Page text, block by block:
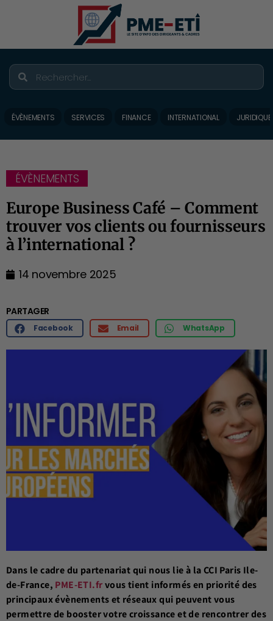
ÉVÈNEMENTS SERVICES FINANCE INTERNATIONAL JURIDIQUE
ÉVÈNEMENTS
Europe Business Café – Comment
trouver vos clients ou fournisseurs
à l’international ?
14 novembre 2025
PARTAGER
Facebook Email WhatsApp
Dans le cadre du partenariat qui nous lie à la CCI Paris Ile-
de-France, PME-ETI.frvous tient informés en priorité des
principaux évènements et réseaux qui peuvent vous
permettre de booster votre croissance et de rencontrer des